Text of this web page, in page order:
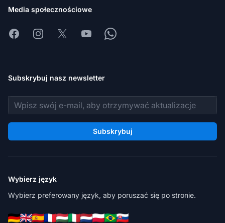
Media społecznościowe
FacebookInstagram
X YoutubeWhatsapp
Subskrybuj nasz newsletter
Adres e-mail
Subskrybuj
Wybierz język
Wybierz preferowany język, aby poruszać się po stronie.